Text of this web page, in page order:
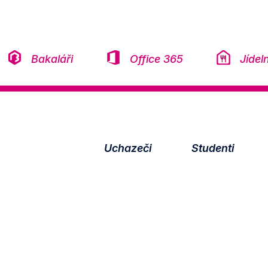
Bakaláři
Office 365
Uchazeči Studenti